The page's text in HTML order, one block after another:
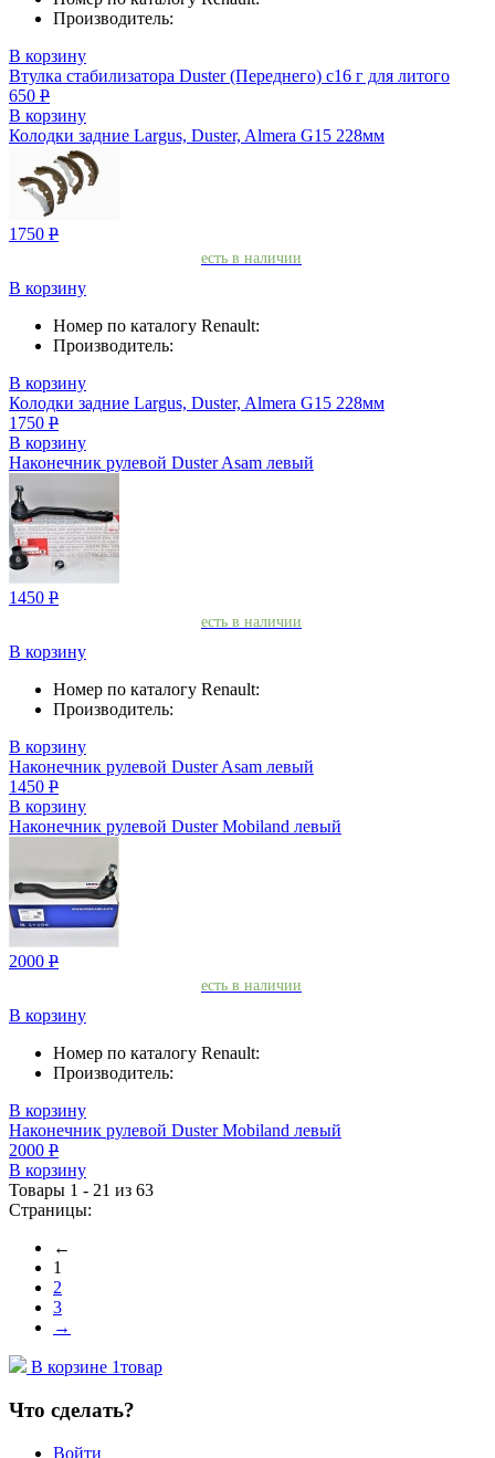
Производитель:
В корзину
Втулка стабилизатора Duster (Переднего) с16 г для литого
650 Р
В корзину
Колодки задние Largus, Duster, Almera G15 228мм
1750 Р
есть в наличии
В корзину
Номер по каталогу Renault:
Производитель:
В корзину
Колодки задние Largus, Duster, Almera G15 228мм
1750 Р
В корзину
Наконечник рулевой Duster Asam левый
1450 Р
есть в наличии
В корзину
Номер по каталогу Renault:
Производитель:
В корзину
Наконечник рулевой Duster Asam левый
1450 Р
В корзину
Наконечник рулевой Duster Mobiland левый
2000 Р
есть в наличии
В корзину
Номер по каталогу Renault:
Производитель:
В корзину
Наконечник рулевой Duster Mobiland левый
2000 Р
В корзину
Товары 1 - 21 из 63
Страницы:
←
1
2
3
→
В корзине 1товар
Что сделать?
Войти